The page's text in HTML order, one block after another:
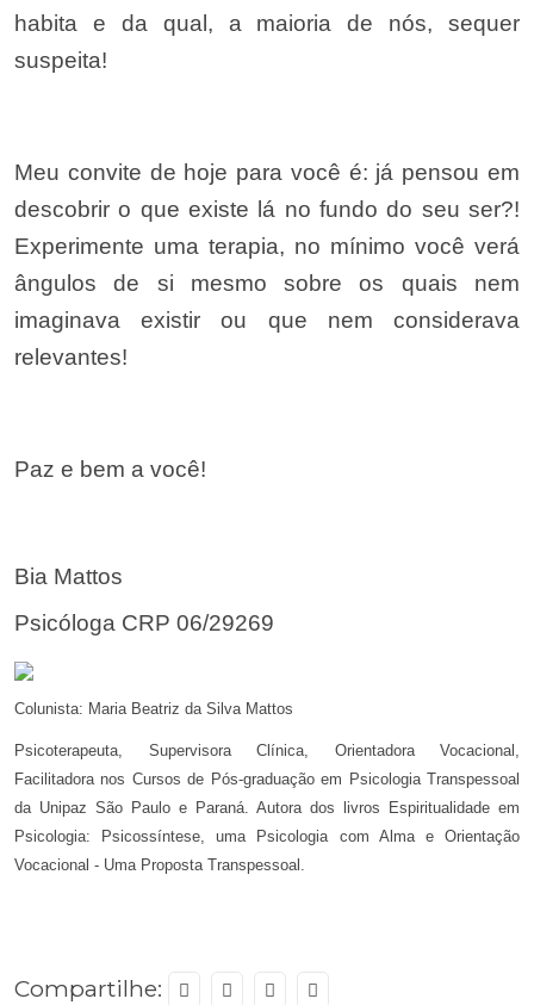
habita e da qual, a maioria de nós, sequer
suspeita!
Meu convite de hoje para você é: já pensou em
descobrir o que existe lá no fundo do seu ser?!
Experimente uma terapia, no mínimo você verá
ângulos de si mesmo sobre os quais nem
imaginava existir ou que nem considerava
relevantes!
Paz e bem a você!
Bia Mattos
Psicóloga CRP 06/29269
Colunista: Maria Beatriz da Silva Mattos
Psicoterapeuta, Supervisora Clínica, Orientadora Vocacional,
Facilitadora nos Cursos de Pós-graduação em Psicologia Transpessoal
da Unipaz São Paulo e Paraná. Autora dos livros Espiritualidade em
Psicologia: Psicossíntese, uma Psicologia com Alma e Orientação
Vocacional - Uma Proposta Transpessoal.
Compartilhe: